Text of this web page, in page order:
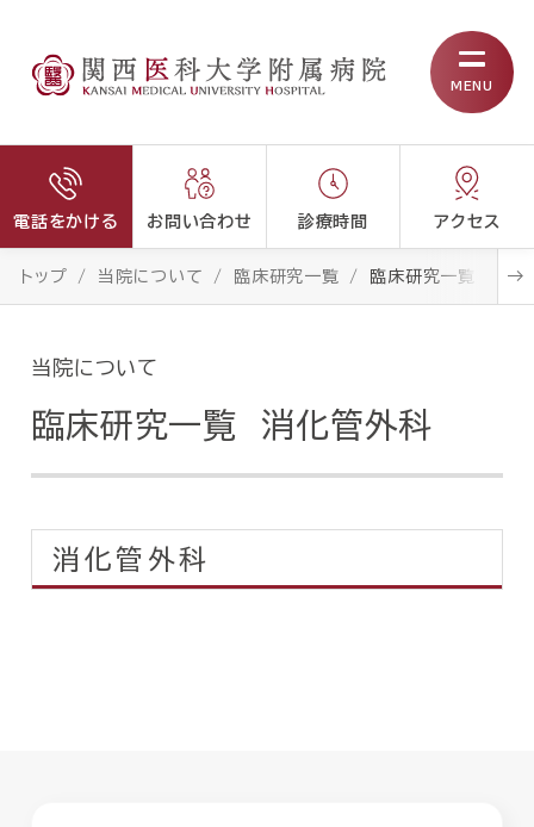
MENU
電話をかける お問い合わせ 診療時間 アクセス
トップ 当院について 臨床研究一覧 臨床研究一覧 消化
当院について
臨床研究一覧 消化管外科
消化管外科